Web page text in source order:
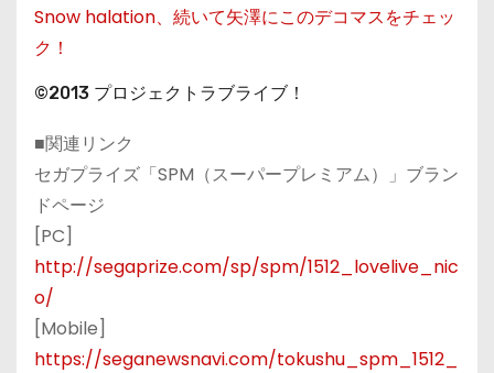
Snow halation、続いて矢澤にこのデコマスをチェッ
ク！
©2013 プロジェクトラブライブ！
■関連リンク
セガプライズ「SPM（スーパープレミアム）」ブラン
ドページ
[PC]
http://segaprize.com/sp/spm/1512_lovelive_nic
o/
[Mobile]
https://seganewsnavi.com/tokushu_spm_1512_